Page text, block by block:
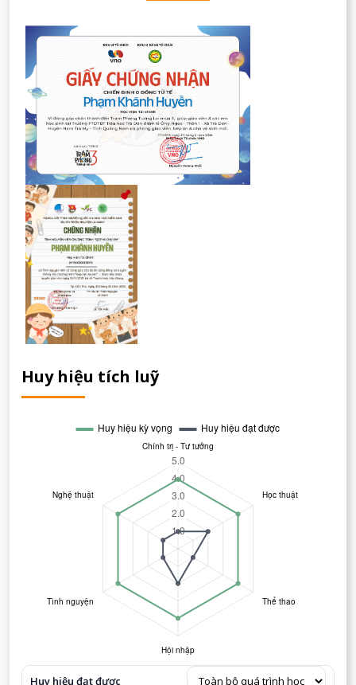
Huy hiệu tích luỹ
Huy hiệu đạt được